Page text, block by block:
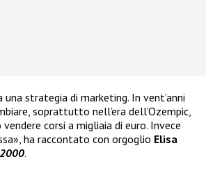
strategia di marketing. In vent’anni
soprattutto nell’era dell’Ozempic,
corsi a migliaia di euro. Invece
ha raccontato con orgoglio Elisa
.